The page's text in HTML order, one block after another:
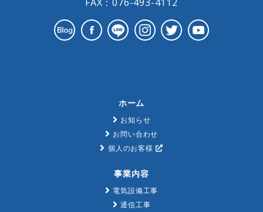
ホーム
お知らせ
お問い合わせ
個人のお客様
事業内容
電気設備工事
通信工事